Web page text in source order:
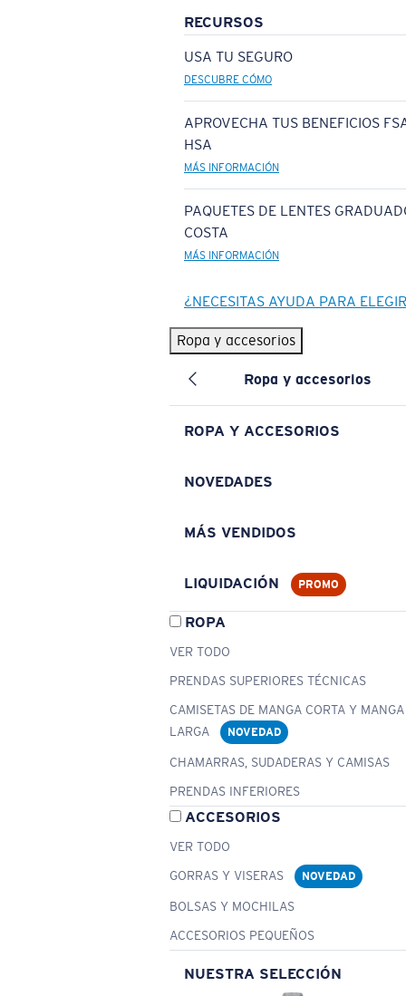
RECURSOS
USA TU SEGURO
DESCUBRE CÓMO
APROVECHA TUS BENEFICIOS
HSA
MÁS INFORMACIÓN
PAQUETES DE LENTES
COSTA
MÁS INFORMACIÓN
¿NECESITAS AYUDA PARA
Ropa y accesorios
Ropa y accesorios
ROPA Y ACCESORIOS
NOVEDADES
MÁS VENDIDOS
LIQUIDACIÓN PROMO
ROPA
VER TODO
PRENDAS SUPERIORES TÉCNICAS
CAMISETAS DE MANGA CORTA Y MANGA
LARGA
NOVEDAD
CHAMARRAS, SUDADERAS Y CAMISAS
PRENDAS INFERIORES
ACCESORIOS
VER TODO
GORRAS Y VISERAS
NOVEDAD
BOLSAS Y MOCHILAS
ACCESORIOS PEQUEÑOS
NUESTRA SELECCIÓN